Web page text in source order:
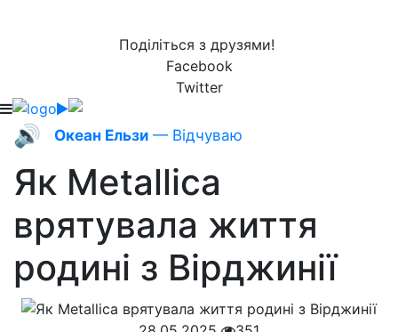
Поділіться з друзями!
Facebook
Twitter
🔊 Океан Ельзи — Вiдчуваю
Як Metallica
врятувала життя
родині з Вірджинії